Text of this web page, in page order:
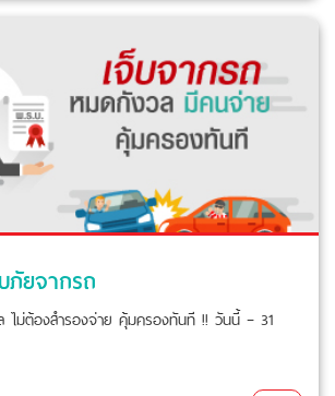
ภัยจากรถ
ไม่ต้องสำรองจ่าย คุ้มครองทันที !! วันนี้ – 31